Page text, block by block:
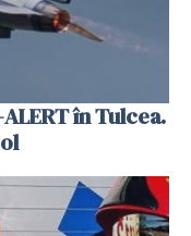
în Tulcea.